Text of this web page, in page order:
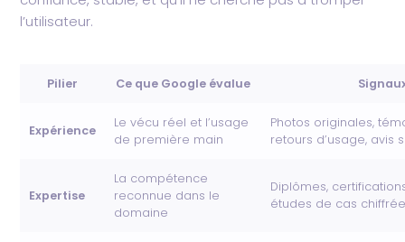
l’utilisateur.
Pilier Ce que Google évalue
Expérience
Le vécu réel et l’usage
de première main
Photos originales,
retours d’usage, avis
Expertise
La compétence
reconnue dans le
domaine
Diplômes,
études de cas